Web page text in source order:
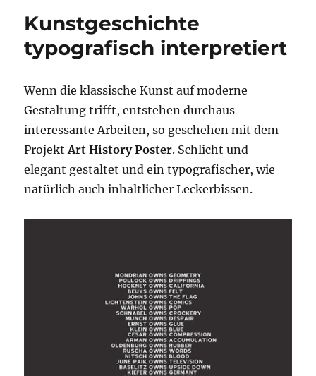
Kunstgeschichte
typografisch interpretiert
Wenn die klassische Kunst auf moderne
Gestaltung trifft, entstehen durchaus
interessante Arbeiten, so geschehen mit dem
ProjektArt History Poster. Schlicht und
elegant gestaltet und ein typografischer, wie
natürlich auch inhaltlicher Leckerbissen.